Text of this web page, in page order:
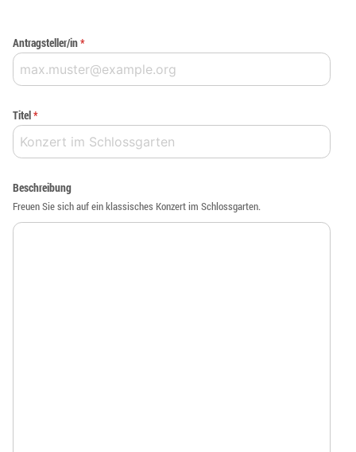
Antragsteller/in*
Titel*
Beschreibung
Freuen Sie sich auf ein klassisches Konzert im Schlossgarten.